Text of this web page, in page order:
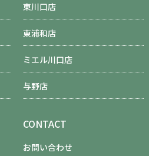
東川口店
東浦和店
ミエル川口店
与野店
CONTACT
お問い合わせ